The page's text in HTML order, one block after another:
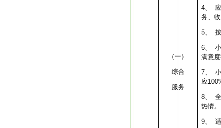
（一）
综合
服务
4、
务、
5、
6、
满意
7、
应
8、
热情。
9、